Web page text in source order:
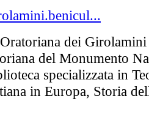
dei
del Monumento
specializzata in
in Europa, Storia